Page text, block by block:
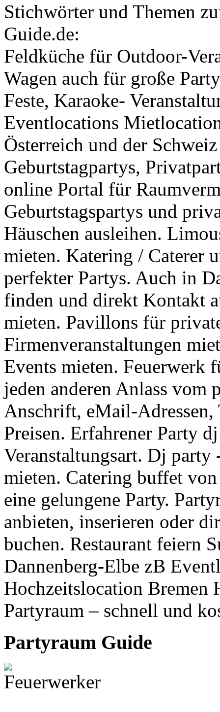
Stichwörter und Themen
Guide.de:
Feldküche für Outdoor-
Wagen auch für große
Feste, Karaoke-
Eventlocations
Österreich und der
Geburtstagpartys,
online Portal für
Geburtstagspartys und
Häuschen ausleihen.
mieten. Katering / Caterer
perfekter Partys. Auch in
finden und direkt Kontakt
mieten. Pavillons für
Firmenveranstaltungen
Events mieten. Feuerwerk
jeden anderen Anlass vom
Anschrift, eMail-
Preisen. Erfahrener Party
Veranstaltungsart. Dj
mieten. Catering buffet
eine gelungene Party.
anbieten, inserieren oder
buchen. Restaurant feiern
Dannenberg-Elbe zB
Hochzeitslocation Bremen
Partyraum – schnell und
Partyraum Guide